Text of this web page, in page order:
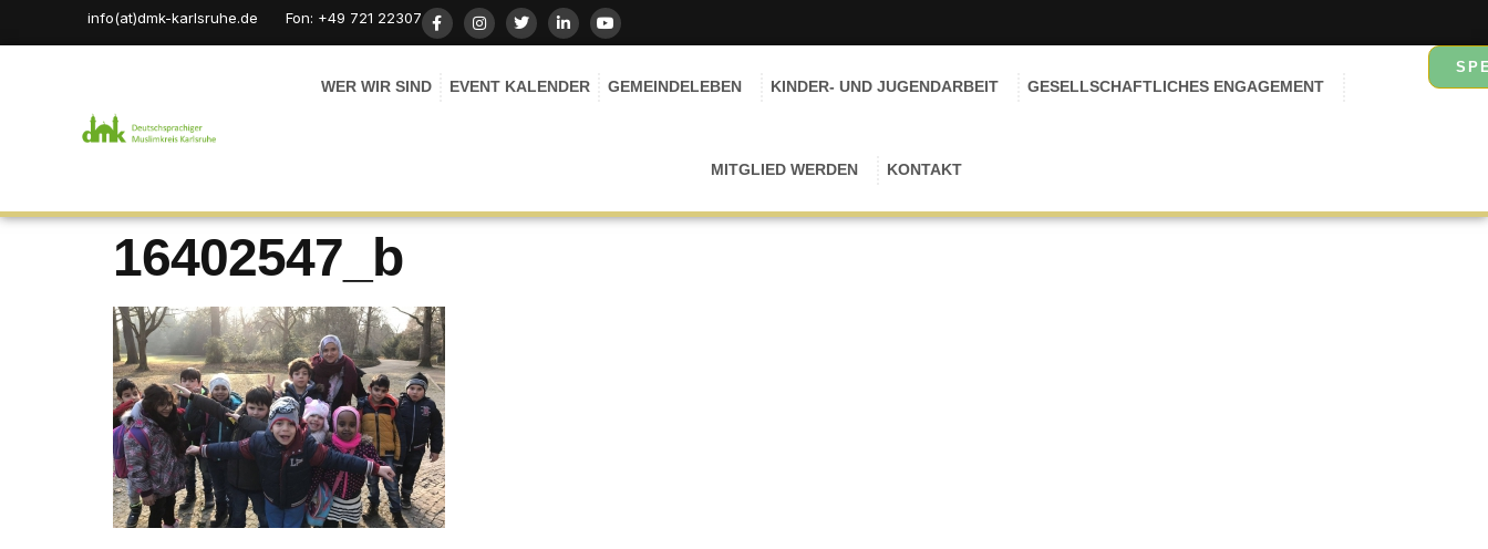
info(at)dmk-karlsruhe.de Fon: +49 721 22307
WER WIR SIND EVENT KALENDER GEMEINDELEBEN KINDER- UND JUGENDARBEIT GESELLSCHAFTLICHES ENGAGEMENT
MITGLIED WERDEN KONTAKT
16402547_b